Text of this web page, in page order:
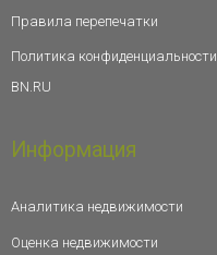
Правила перепечатки
Политика конфиденциальности
BN.RU
Информация
Аналитика недвижимости
Оценка недвижимости